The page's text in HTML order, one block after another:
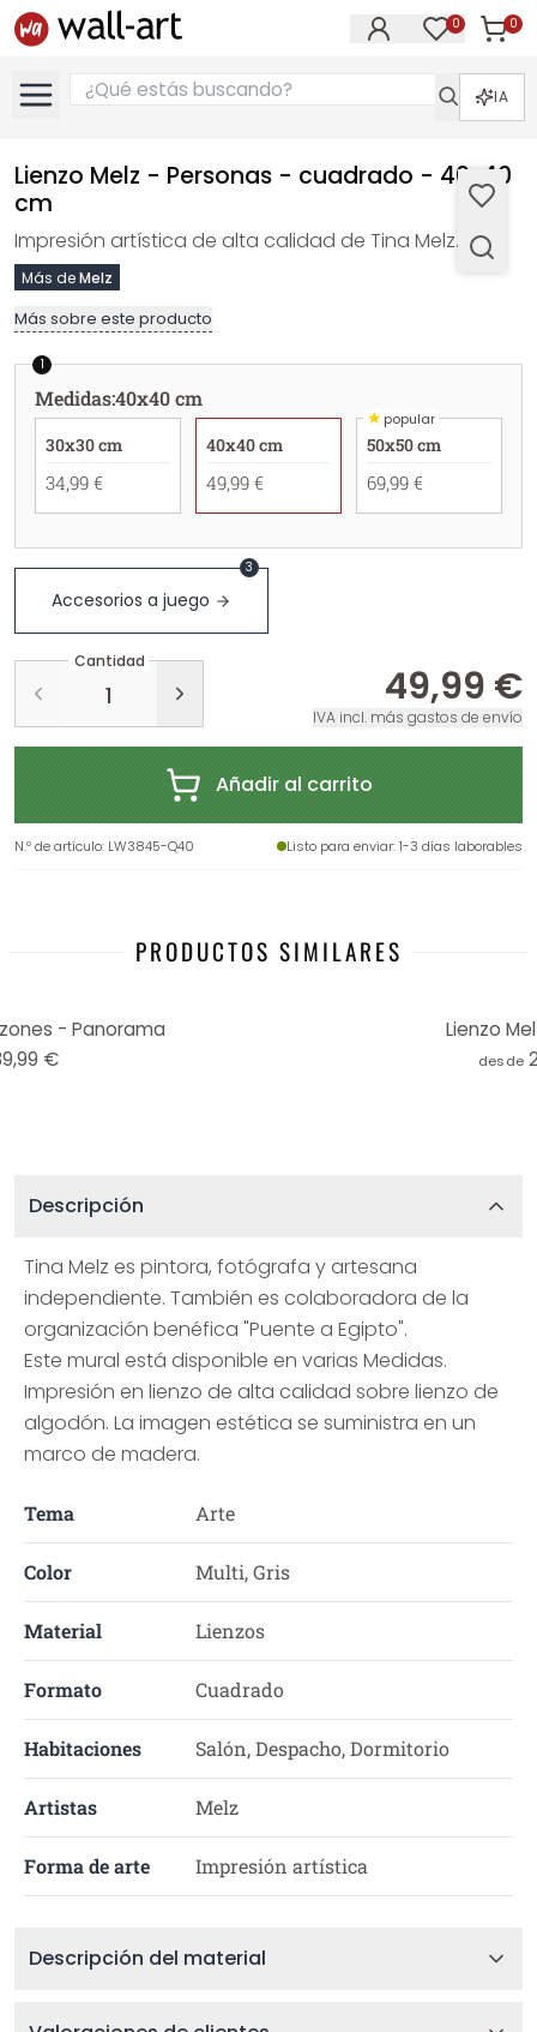
0 0
IA
Lienzo Melz - Personas - cuadrado - 40x40
cm
Impresión artística de alta calidad de Tina Melz.
Más deMelz
Más sobre este producto
1
Medidas:40x40 cm
30x30 cm
34,99 €
40x40 cm
49,99 €
★popular
50x50 cm
69,99 €
Accesorios a juego
3
Cantidad
49,99 €
IVA incl. más gastos de envío
Añadir al carrito
N.º de artículo: LW3845-Q40 Listo para enviar: 1-3 días laborables
PRODUCTOS SIMILARES
- Panorama
€
Lienzo
desde
Descripción
Tina Melz es pintora, fotógrafa y artesana
independiente. También es colaboradora de la
organización benéfica "Puente a Egipto".
Este mural está disponible en varias Medidas.
Impresión en lienzo de alta calidad sobre lienzo de
algodón. La imagen estética se suministra en un
marco de madera.
Tema Arte
Color Multi, Gris
Material Lienzos
Formato Cuadrado
Habitaciones Salón, Despacho, Dormitorio
Artistas Melz
Forma de arte Impresión artística
Descripción del material